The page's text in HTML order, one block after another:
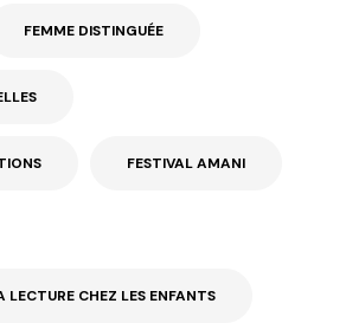
FEMME DISTINGUÉE
FESTIVAL AMANI
LECTURE CHEZ LES ENFANTS